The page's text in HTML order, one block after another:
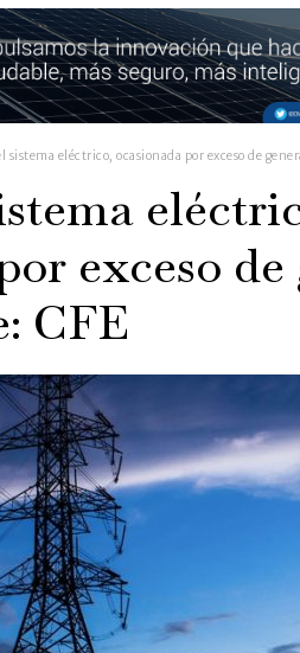
sistema eléctrico, ocasionada por exceso de
exceso
CFE